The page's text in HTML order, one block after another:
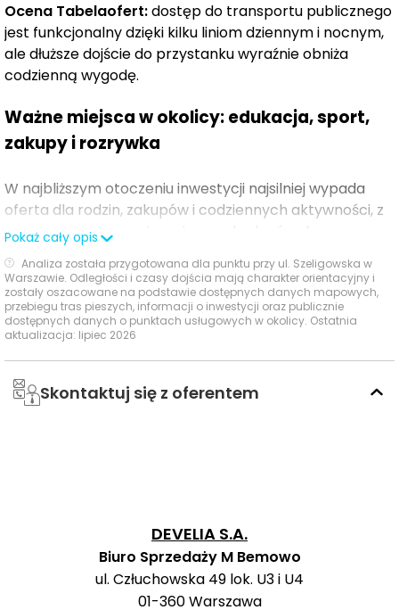
Ocena Tabelaofert:dostęp do transportu publicznego
jest funkcjonalny dzięki kilku liniom dziennym i nocnym,
ale dłuższe dojście do przystanku wyraźnie obniża
codzienną wygodę.
Ważne miejsca w okolicy: edukacja, sport,
zakupy i rozrywka
W najbliższym otoczeniu inwestycji najsilniej wypada
oferta dla rodzin, zakupów i codziennych aktywności, z
dobrym dostępem do wybranych placówek
edukacyjnych, obiektów sportowych oraz rozrywki.
Typ usługi Nazwa usługi Odległość
Czas
pieszo
Kangurek 1200 m
LXXVIII Liceum
Ogólnokształcące
im. Marii
Pawlikowskiej-
2738 m
Pokaż cały opis
Analiza została przygotowana dla punktu przy ul. Szeligowska w
Warszawie. Odległości i czasy dojścia mają charakter orientacyjny i
zostały oszacowane na podstawie dostępnych danych mapowych,
przebiegu tras pieszych, informacji o inwestycji oraz publicznie
dostępnych danych o punktach usługowych w okolicy. Ostatnia
aktualizacja: lipiec 2026
Skontaktuj się z oferentem
DEVELIA S.A.
Biuro Sprzedaży M Bemowo
ul. Człuchowska 49 lok. U3 i U4
01-360Warszawa